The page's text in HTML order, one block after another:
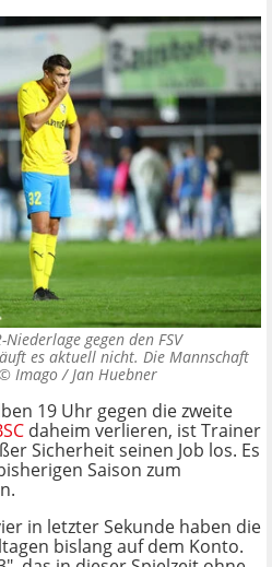
gegen den FSV
es aktuell nicht. Die Mannschaft
Imago / Jan Huebner
19 Uhr gegen die zweite
daheim verlieren, ist Trainer
Sicherheit seinen Job los. Es
Saison zum
in letzter Sekunde haben die
bislang auf dem Konto.